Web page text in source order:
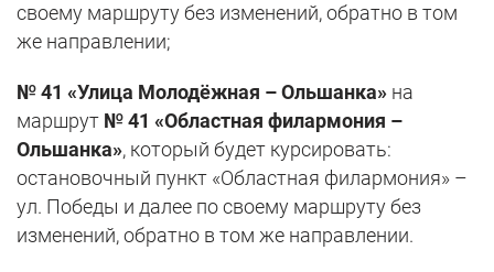
своему маршруту без изменений, обратно в том
же направлении;
№ 41 «Улица Молодёжная – Ольшанка» на
маршрут № 41 «Областная филармония –
Ольшанка», который будет курсировать:
остановочный пункт «Областная филармония» –
ул. Победы и далее по своему маршруту без
изменений, обратно в том же направлении.